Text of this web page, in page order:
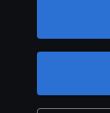
Visselblåsning
acceptera.